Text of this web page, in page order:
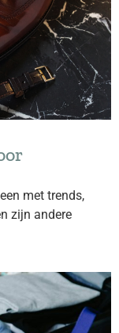
met trends,
zijn andere